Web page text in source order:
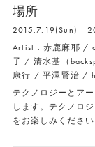
場所
2015.7.19(Sun) -
Artist : 赤鹿麻耶 /
子 / 清水基（
康行 / 平澤賢治 /
テクノロジーとア
します。テクノロ
をお楽しみください